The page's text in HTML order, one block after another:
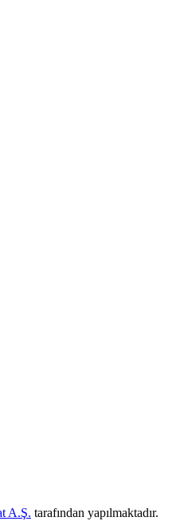
A.Ş. tarafından yapılmaktadır.